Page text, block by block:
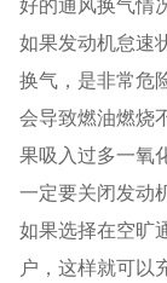
好的通风换气情
如果发动机怠速
换气，是非常危
会导致燃油燃烧
果吸入过多一氧
一定要关闭发动
如果选择在空旷
户，这样就可以